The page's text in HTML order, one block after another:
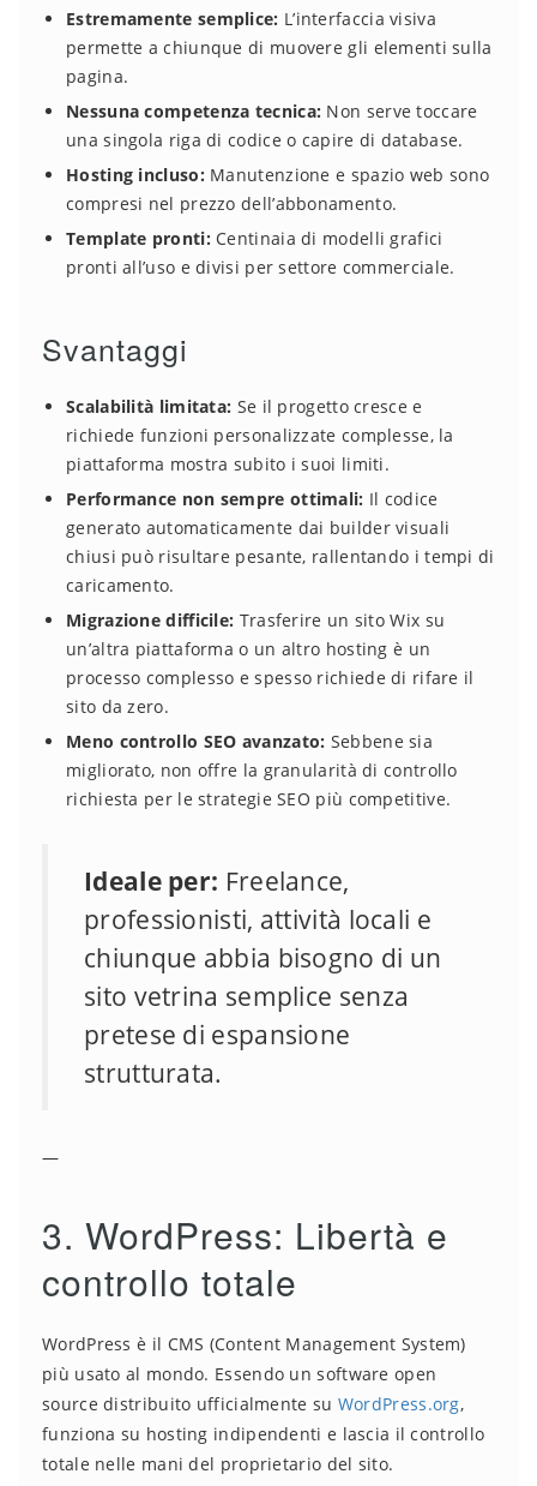
Estremamente semplice: L’interfaccia visiva
permette a chiunque di muovere gli elementi sulla
pagina.
Nessuna competenza tecnica: Non serve toccare
una singola riga di codice o capire di database.
Hosting incluso: Manutenzione e spazio web sono
compresi nel prezzo dell’abbonamento.
Template pronti: Centinaia di modelli grafici
pronti all’uso e divisi per settore commerciale.
Svantaggi
Scalabilità limitata: Se il progetto cresce e
richiede funzioni personalizzate complesse, la
piattaforma mostra subito i suoi limiti.
Performance non sempre ottimali: Il codice
generato automaticamente dai builder visuali
chiusi può risultare pesante, rallentando i tempi di
caricamento.
Migrazione difficile: Trasferire un sito Wix su
un’altra piattaforma o un altro hosting è un
processo complesso e spesso richiede di rifare il
sito da zero.
Meno controllo SEO avanzato: Sebbene sia
migliorato, non offre la granularità di controllo
richiesta per le strategie SEO più competitive.
Ideale per: Freelance,
professionisti, attività locali e
chiunque abbia bisogno di un
sito vetrina semplice senza
pretese di espansione
strutturata.
—
3. WordPress: Libertà e
controllo totale
WordPress è il CMS (Content Management System)
più usato al mondo. Essendo un software open
source distribuito ufficialmente su WordPress.org,
funziona su hosting indipendenti e lascia il controllo
totale nelle mani del proprietario del sito.